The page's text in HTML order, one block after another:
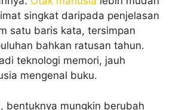
singkat daripada penjelasan
satu baris kata, tersimpan
bahkan ratusan tahun.
teknologi memori, jauh
mengenal buku.
bentuknya mungkin berubah